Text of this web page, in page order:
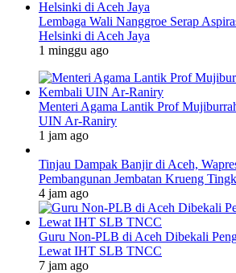
Lembaga Wali Nanggroe Serap
Helsinki di Aceh Jaya
1 minggu ago
Menteri Agama Lantik Prof
UIN Ar-Raniry
1 jam ago
Tinjau Dampak Banjir di Aceh,
Pembangunan Jembatan Krueng
4 jam ago
Guru Non-PLB di Aceh Dibekali
Lewat IHT SLB TNCC
7 jam ago